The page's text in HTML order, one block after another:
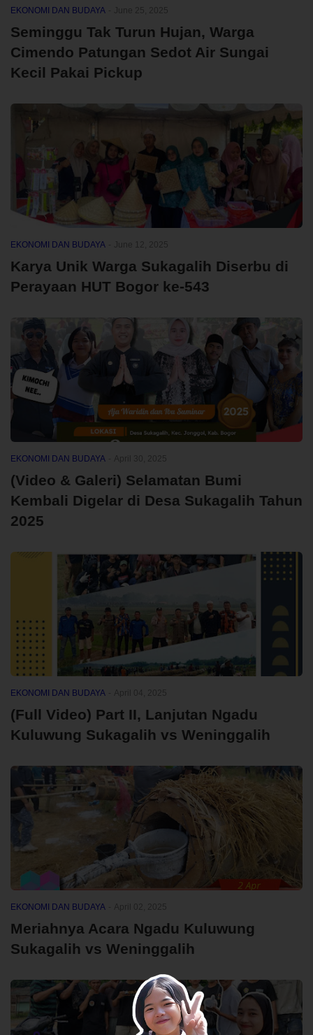
EKONOMI DAN BUDAYA
Seminggu Tak Turun Hujan, Warga
Cimendo Patungan Sedot Air Sungai
Kecil Pakai Pickup
EKONOMI DAN BUDAYA
Karya Unik Warga Sukagalih Diserbu di
Perayaan HUT Bogor ke-543
EKONOMI DAN BUDAYA
(Video & Galeri) Selamatan Bumi
Kembali Digelar di Desa Sukagalih Tahun
2025
EKONOMI DAN BUDAYA
(Full Video) Part II, Lanjutan Ngadu
Kuluwung Sukagalih vs Weninggalih
EKONOMI DAN BUDAYA
Meriahnya Acara Ngadu Kuluwung
Sukagalih vs Weninggalih